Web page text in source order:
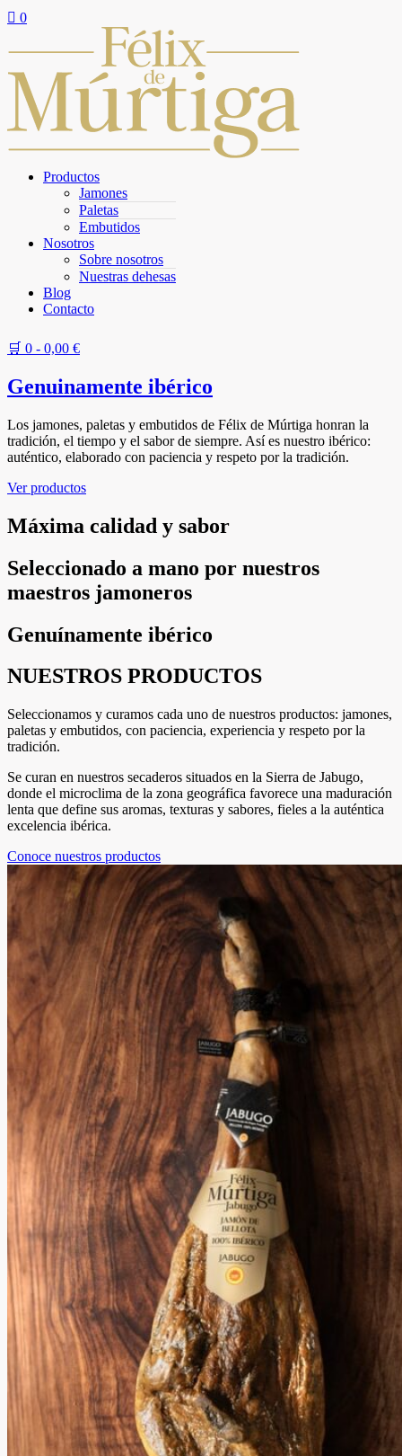
 0
Productos
Jamones
Paletas
Embutidos
Nosotros
Sobre nosotros
Nuestras dehesas
Blog
Contacto
🛒 0 - 0,00 €
Genuinamente ibérico
Los jamones, paletas y embutidos de Félix de Múrtiga honran la
tradición, el tiempo y el sabor de siempre. Así es nuestro ibérico:
auténtico, elaborado con paciencia y respeto por la tradición.
Ver productos
Máxima calidad y sabor
Seleccionado a mano por nuestros
maestros jamoneros
Genuínamente ibérico
NUESTROS PRODUCTOS
Seleccionamos y curamos cada uno de nuestros productos: jamones,
paletas y embutidos, con paciencia, experiencia y respeto por la
tradición.
Se curan en nuestros secaderos situados en la Sierra de Jabugo,
donde el microclima de la zona geográfica favorece una maduración
lenta que define sus aromas, texturas y sabores, fieles a la auténtica
excelencia ibérica.
Conoce nuestros productos